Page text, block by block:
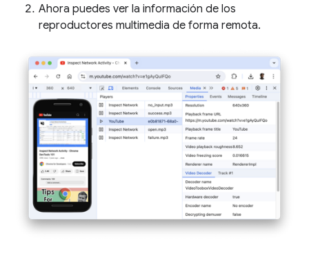
Ahora puedes ver la información de los
reproductores multimedia de forma remota.